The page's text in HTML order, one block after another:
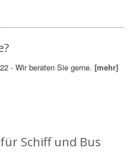
- Wir beraten Sie gerne.[mehr]
Schiff und Bus